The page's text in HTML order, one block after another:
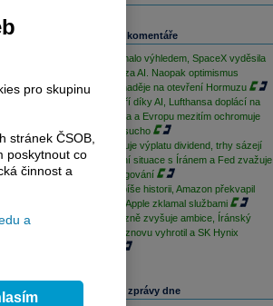
Související komentáře
AMD zklamalo výhledem, SpaceX vyděsila
cenovkou za AI. Naopak optimismus
podporují naděje na otevření Hormuzu
Palantir září díky AI, Lufthansa doplácí na
drahá paliva a Evropu mezitím ochromuje
historické sucho
ČEZ zahajuje výplatu dividend, trhy sázejí
na uklidnění situace s Íránem a Fed zvažuje
změnu fungování
Microsoft píše historii, Amazon překvapil
cloudem a Apple zklamal službami
Erste výrazně zvyšuje ambice, Íránský
konflikt se znovu vyhrotil a SK Hynix
Nejčtenější zprávy dne
pro skupinu
stránek ČSOB,
poskytnout co
činnost a
a